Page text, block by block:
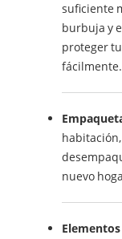
suficiente
burbuja y
proteger
fácilmente.
nuevo